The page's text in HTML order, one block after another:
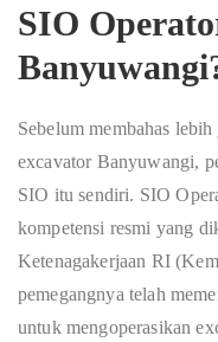
SIO
Banyuwangi
Sebelum membahas
excavator Banyuwangi,
SIO itu sendiri. SIO
kompetensi resmi yang
Ketenagakerjaan RI
pemegangnya telah
untuk mengoperasikan